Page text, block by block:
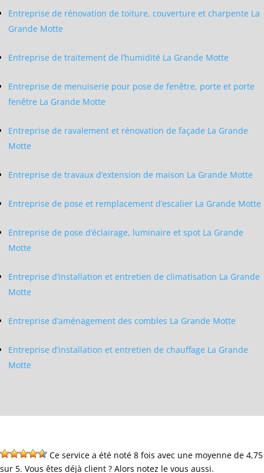
Entreprise de rénovation de toiture, couverture et charpente La
Grande Motte
Entreprise de traitement de l’humidité La Grande Motte
Entreprise de menuiserie pour pose de fenêtre, porte et porte
fenêtre La Grande Motte
Entreprise de ravalement et rénovation de façade La Grande
Motte
Entreprise de travaux d’extension de maison La Grande Motte
Entreprise de pose et remplacement d’escalier La Grande Motte
Entreprise de pose d’éclairage, luminaire et spot La Grande
Motte
Entreprise d’installation et entretien de climatisation La Grande
Motte
Entreprise d’aménagement des combles La Grande Motte
Entreprise d’installation et entretien de chauffage La Grande
Motte
Ce service a été noté 8 fois avec une moyenne de 4,75
sur 5. Vous êtes déjà client ? Alors notez le vous aussi.